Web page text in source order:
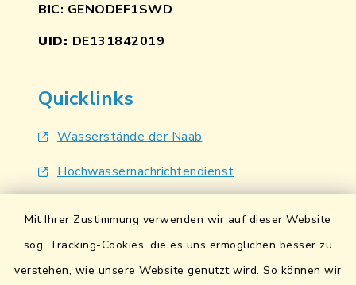
Mit Ihrer Zustimmung verwenden wir auf dieser Website
sog. Tracking-Cookies, die es uns ermöglichen besser zu
verstehen, wie unsere Website genutzt wird. So können wir
BIC: GENODEF1SWD
UID: DE131842019
Quicklinks
Wasserstände der Naab
Hochwassernachrichtendienst
Lokales Bündnis für Familien
Fairtrade-Towns